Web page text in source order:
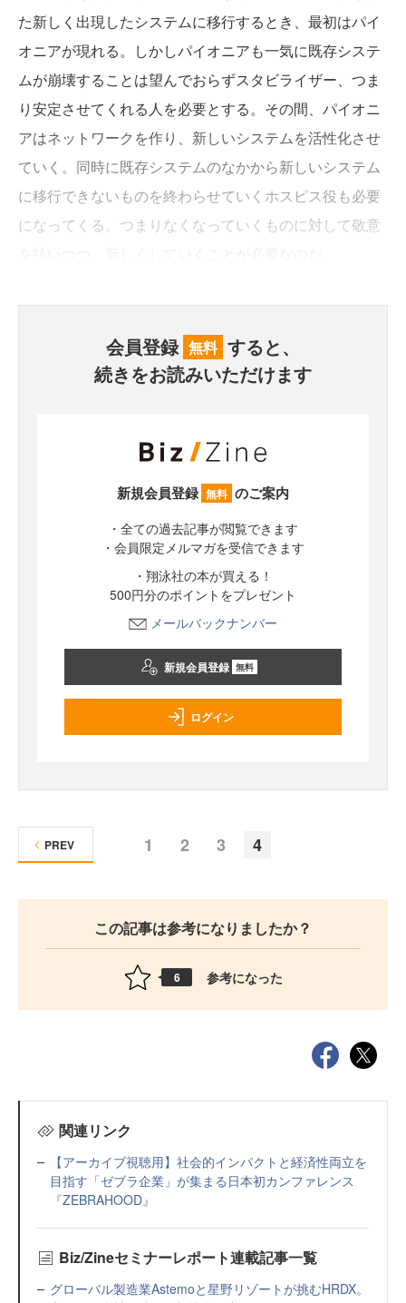
た新しく出現したシステムに移行するとき、最初はパイ
オニアが現れる。しかしパイオニアも一気に既存システ
ムが崩壊することは望んでおらずスタビライザー、つま
り安定させてくれる人を必要とする。その間、パイオニ
アはネットワークを作り、新しいシステムを活性化させ
ていく。同時に既存システムのなかから新しいシステム
に移行できないものを終わらせていくホスピス役も必要
になってくる。つまりなくなっていくものに対して敬意
会員登録 無料 すると、
続きをお読みいただけます
新規会員登録 無料 のご案内
・全ての過去記事が閲覧できます
・会員限定メルマガを受信できます
・翔泳社の本が買える！
500円分のポイントをプレゼント
メールバックナンバー
新規会員登録 無料
ログイン
1 2 3 4
PREV
この記事は参考になりましたか？
6 参考になった
関連リンク
【アーカイブ視聴用】社会的インパクトと経済性両立を
目指す「ゼブラ企業」が集まる日本初カンファレンス
『ZEBRAHOOD』
Biz/Zineセミナーレポート連載記事一覧
グローバル製造業Astemoと星野リゾートが挑むHRDX。